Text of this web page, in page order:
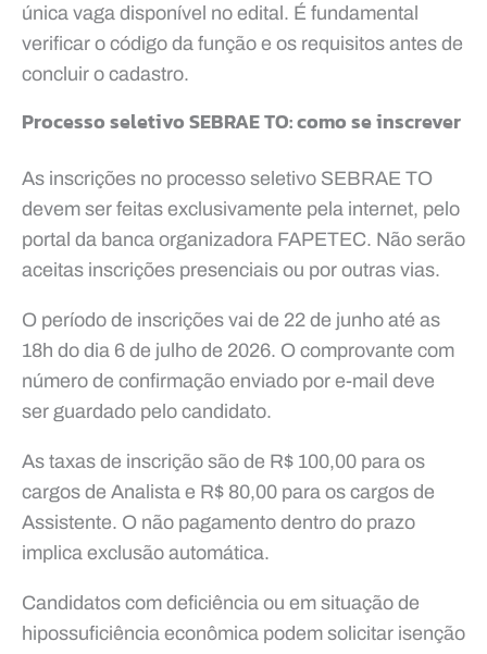
única vaga disponível no edital. É fundamental
verificar o código da função e os requisitos antes de
concluir o cadastro.
Processo seletivo SEBRAE TO: como se inscrever
As inscrições no processo seletivo SEBRAE TO
devem ser feitas exclusivamente pela internet, pelo
portal da banca organizadora FAPETEC. Não serão
aceitas inscrições presenciais ou por outras vias.
O período de inscrições vai de 22 de junho até as
18h do dia 6 de julho de 2026. O comprovante com
número de confirmação enviado por e-mail deve
ser guardado pelo candidato.
As taxas de inscrição são de R$ 100,00 para os
cargos de Analista e R$ 80,00 para os cargos de
Assistente. O não pagamento dentro do prazo
implica exclusão automática.
Candidatos com deficiência ou em situação de
hipossuficiência econômica podem solicitar isenção